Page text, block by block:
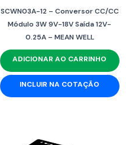
SCWN03A-12 – Conversor CC/CC
Módulo 3W 9V-18V Saída 12V-
0.25A – MEAN WELL
ADICIONAR AO CARRINHO
INCLUIR NA COTAÇÃO